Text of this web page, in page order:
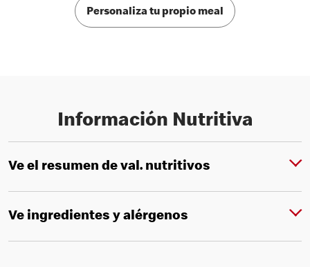
Personaliza tu propio meal
Información Nutritiva
Ve el resumen de val. nutritivos
Ve ingredientes y alérgenos